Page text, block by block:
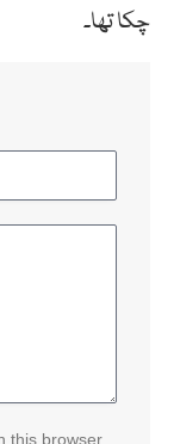
چکا تھا۔
this browser